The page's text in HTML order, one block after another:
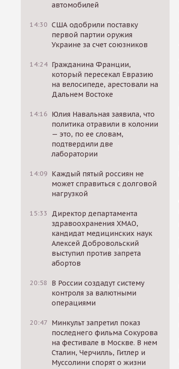
автомобилей
14:30 США одобрили поставку
первой партии оружия
Украине за счет союзников
14:24 Гражданина Франции,
который пересекал Евразию
на велосипеде, арестовали на
Дальнем Востоке
14:16 Юлия Навальная заявила, что
политика отравили в колонии
— это, по ее словам,
подтвердили две
лаборатории
14:09 Каждый пятый россиян не
может справиться с долговой
нагрузкой
15:33
Директор департамента
здравоохранения ХМАО,
кандидат медицинских наук
Алексей Добровольский
выступил против запрета
абортов
20:58
В России создадут систему
контроля за валютными
операциями
20:47 Минкульт запретил показ
последнего фильма Сокурова
на фестивале в Москве. В нем
Сталин, Черчилль, Гитлер и
Муссолини спорят о жизни